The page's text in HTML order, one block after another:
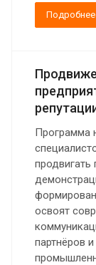
Подробнее
Программа
освоят
партнёров